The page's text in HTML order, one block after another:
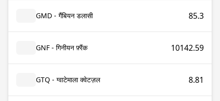
GMD - गैंबियन डलासी 85.3
GNF - गिनीयन फ़्रैंक 10142.59
GTQ - ग्वाटेमाला क्वेटज़ल 8.81